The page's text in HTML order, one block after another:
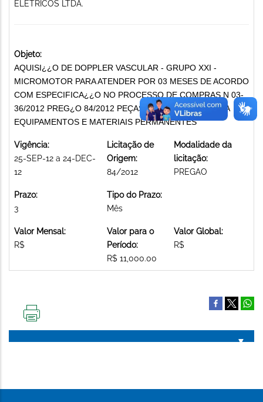
ELETRICOS LTDA.
Objeto:
AQUISI¿¿O DE DOPPLER VASCULAR - GRUPO XXI -
MICROMOTOR PARA ATENDER POR 03 MESES DE ACORDO
COM ESPECIFICA¿¿O NO PROCESSO DE COMPRAS N 03-
36/2012 PREG¿O 84/2012 PEÇAS E ACESSÓRIOS PARA
EQUIPAMENTOS E MATERIAIS PERMANENTES
Vigência:
25-SEP-12 a 24-DEC-
12
Licitação de
Origem:
84/2012
Modalidade da
licitação:
PREGAO
Prazo:
3
Tipo do Prazo:
Mês
Valor Mensal:
R$
Valor para o
Período:
R$ 11,000.00
Valor Global:
R$
PÁGINA